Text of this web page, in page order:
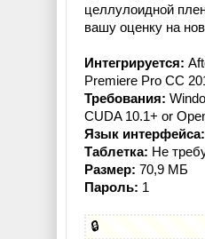
целлулоидной
вашу оценку на
Интегрируется:
Premiere Pro CC
Требования:
CUDA 10.1+ or
Язык интерфейса:
Таблетка: Не
Размер: 70,9 МБ
Пароль: 1
🔒